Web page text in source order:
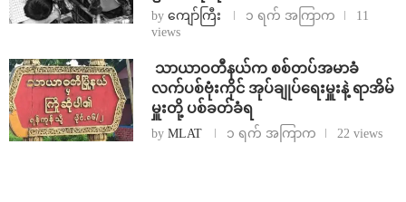
by ကျော်ကြီး ၁ ရက် အကြာက
11
views
⁩ ⁨သာယာဝတီနယ်က စစ်တပ်အမာခံ
လက်ပစ်ဗုံးကိုင် အုပ်ချုပ်ရေးမှူးနဲ့ ရာအိမ်
မှူးတို့ ပစ်ခတ်ခံရ
by MLAT ၁ ရက် အကြာက 22 views